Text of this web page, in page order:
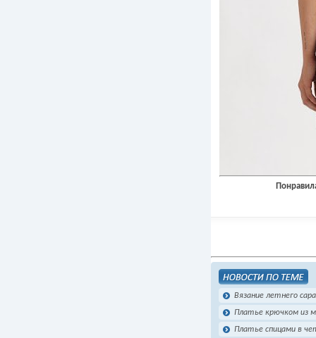
Вязание летнего
Платье крючком из
Платье спицами в